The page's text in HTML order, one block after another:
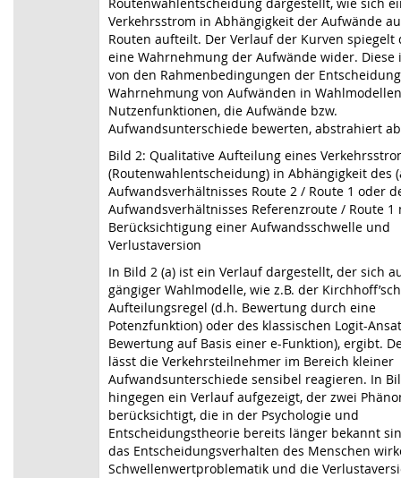
Verkehrsstrom in Abhängigkeit der Aufwände
Routen aufteilt. Der Verlauf der Kurven spiegelt
eine Wahrnehmung der Aufwände wider. Diese
von den Rahmenbedingungen der
Wahrnehmung von Aufwänden in
Nutzenfunktionen, die Aufwände bzw.
Aufwandsunterschiede bewerten, abstrahiert
Bild 2: Qualitative Aufteilung eines
(Routenwahlentscheidung) in Abhängigkeit des
Aufwandsverhältnisses Route 2 / Route 1 oder
Aufwandsverhältnisses Referenzroute / Route 1
Berücksichtigung einer Aufwandsschwelle und
Verlustaversion
In Bild 2 (a) ist ein Verlauf dargestellt, der sich
gängiger Wahlmodelle, wie z.B. der
Aufteilungsregel (d.h. Bewertung durch eine
Potenzfunktion) oder des klassischen Logit-
Bewertung auf Basis einer e-Funktion), ergibt.
lässt die Verkehrsteilnehmer im Bereich kleiner
Aufwandsunterschiede sensibel reagieren. In
hingegen ein Verlauf aufgezeigt, der zwei
berücksichtigt, die in der Psychologie und
Entscheidungstheorie bereits länger bekannt
das Entscheidungsverhalten des Menschen
Schwellenwertproblematik und die